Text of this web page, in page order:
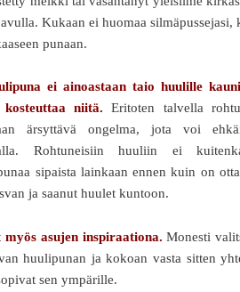
Kukaan ei huomaa silmäpussejasi,
punaan.
ei ainoastaan taio huulille
niitä. Eritoten talvella
ärsyttävä ongelma, jota voi
Rohtuneisiin huuliin ei
sipaista lainkaan ennen kuin on
ja saanut huulet kuntoon.
asujen inspiraationa. Monesti
huulipunan ja kokoan vasta sitten
sen ympärille.